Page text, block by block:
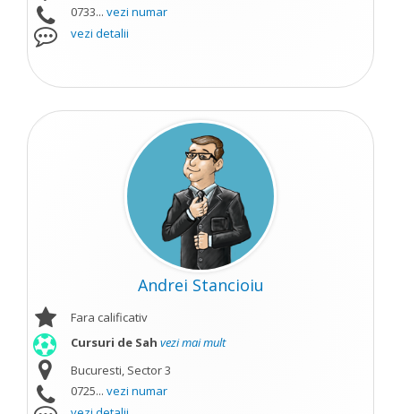
0733... vezi numar
vezi detalii
Andrei Stancioiu
Fara calificativ
Cursuri de Sah vezi mai mult
Bucuresti, Sector 3
0725... vezi numar